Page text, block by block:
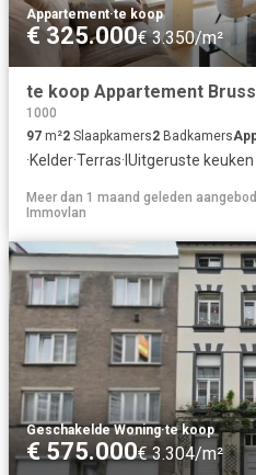
Appartement·te koop
€ 325.000€ 3.350/m²
te koop Appartement
1000
97 m²2 Slaapkamers2 Badkamers
·Kelder·Terras· IUitgeruste keuken
Meer dan 1 maand geleden
Immovlan
Geschakelde Woning·te koop
€ 575.000€ 3.304/m²